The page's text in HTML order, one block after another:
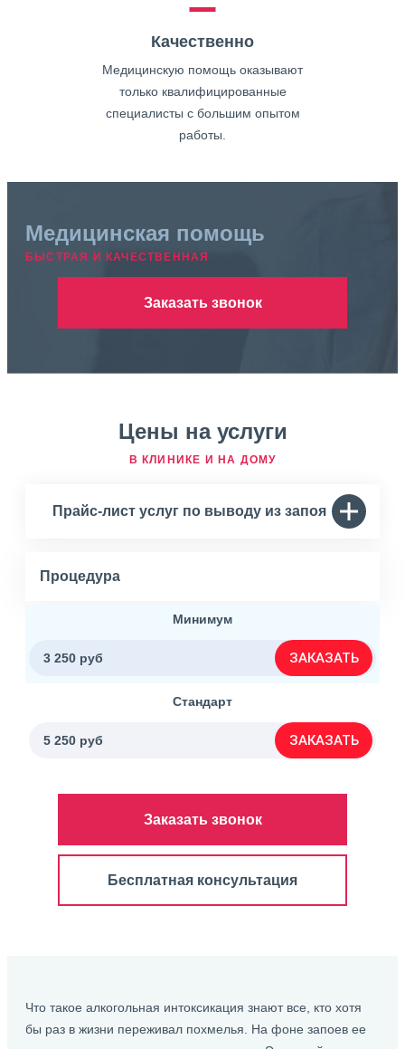
Качественно
Медицинскую помощь оказывают
только квалифицированные
специалисты с большим опытом
работы.
Медицинская помощь
БЫСТРАЯ И КАЧЕСТВЕННАЯ
Заказать звонок
Цены на услуги
В КЛИНИКЕ И НА ДОМУ
Прайс-лист услуг по выводу из запоя
Процедура
Минимум
3 250 руб ЗАКАЗАТЬ
Стандарт
5 250 руб ЗАКАЗАТЬ
Заказать звонок
Бесплатная консультация
Что такое алкогольная интоксикация знают все, кто хотя
бы раз в жизни переживал похмелья. На фоне запоев ее